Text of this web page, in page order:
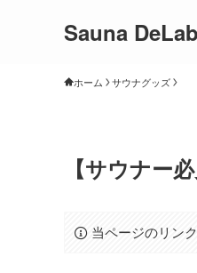
Sauna DeLab
ホーム サウナグッズ
【サウナー
当ページのリン